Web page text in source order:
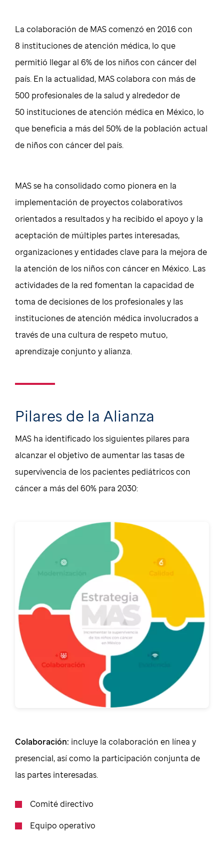
La colaboración de MAS comenzó en 2016 con
8 instituciones de atención médica, lo que
permitió llegar al 6% de los niños con cáncer del
país. En la actualidad, MAS colabora con más de
500 profesionales de la salud y alrededor de
50 instituciones de atención médica en México, lo
que beneficia a más del 50% de la población actual
de niños con cáncer del país.
MAS se ha consolidado como pionera en la
implementación de proyectos colaborativos
orientados a resultados y ha recibido el apoyo y la
aceptación de múltiples partes interesadas,
organizaciones y entidades clave para la mejora de
la atención de los niños con cáncer en México. Las
actividades de la red fomentan la capacidad de
toma de decisiones de los profesionales y las
instituciones de atención médica involucrados a
través de una cultura de respeto mutuo,
aprendizaje conjunto y alianza.
Pilares de la Alianza
MAS ha identificado los siguientes pilares para
alcanzar el objetivo de aumentar las tasas de
supervivencia de los pacientes pediátricos con
cáncer a más del 60% para 2030:
Colaboración: incluye la colaboración en línea y
presencial, así como la participación conjunta de
las partes interesadas.
Comité directivo
Equipo operativo